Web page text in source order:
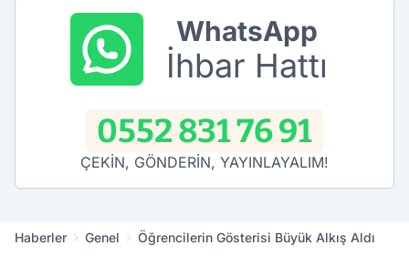
WhatsApp
İhbar Hattı
0552 831 76 91
ÇEKİN, GÖNDERİN, YAYINLAYALIM!
Haberler Genel Öğrencilerin Gösterisi Büyük Alkış Aldı